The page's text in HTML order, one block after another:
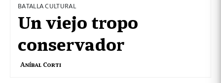
BATALLA CULTURAL
Un viejo tropo
conservador
Aníbal Corti